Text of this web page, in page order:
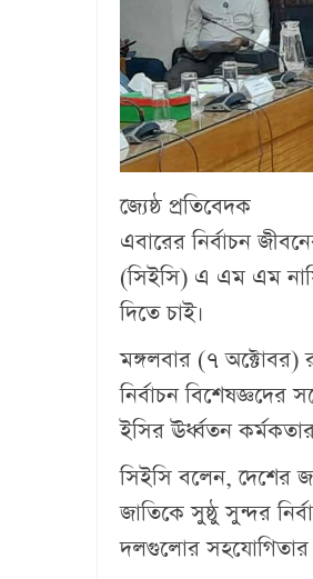
জ্যেষ্ঠ প্রতিবেদক
এবারের নির্বাচন
(সিইসি) এ এম এম
দিতে চাই।
মঙ্গলবার (৭ অক্টোবর)
নির্বাচন
ইসির ঊর্ধ্বতন
সিইসি বলেন, দেশের
জাতিকে সুষ্ঠু সুন্দর
দলগুলোর সহযোগিতার